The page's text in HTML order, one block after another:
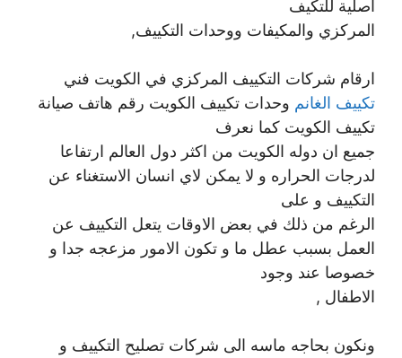
أصلية للتكيف
المركزي والمكيفات ووحدات التكييف,
ارقام شركات التكييف المركزي في الكويت فني
تكييف الغانم وحدات تكييف الكويت رقم هاتف صيانة
تكييف الكويت كما نعرف
جميع ان دوله الكويت من اكثر دول العالم ارتفاعا
لدرجات الحراره و لا يمكن لاي انسان الاستغناء عن
التكييف و على
الرغم من ذلك في بعض الاوقات يتعل التكييف عن
العمل بسبب عطل ما و تكون الامور مزعجه جدا و
خصوصا عند وجود
الاطفال ,
ونكون بحاجه ماسه الى شركات تصليح التكييف و